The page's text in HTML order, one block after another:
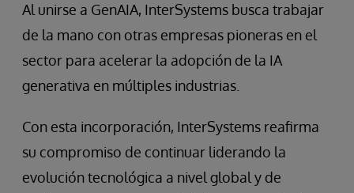
Al unirse a GenAIA, InterSystems busca trabajar
de la mano con otras empresas pioneras en el
sector para acelerar la adopción de la IA
generativa en múltiples industrias.
Con esta incorporación, InterSystems reafirma
su compromiso de continuar liderando la
evolución tecnológica a nivel global y de